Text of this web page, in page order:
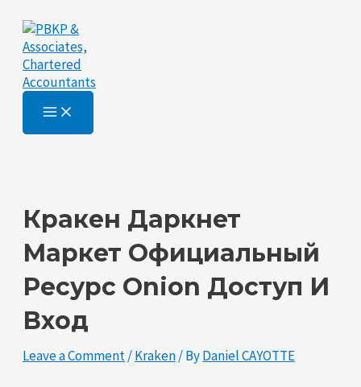
content
Кракен Даркнет
Маркет Официальный
Ресурс Onion Доступ И
Вход
Leave a Comment/Kraken/ ByDaniel CAYOTTE
navigation
here..